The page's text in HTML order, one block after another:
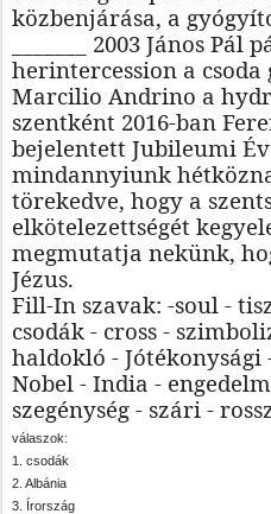
közbenjárása, a
_______ 2003 János
herintercession a
Marcilio Andrino a
szentként 2016-ban
bejelentett Jubileumi
mindannyiunk
törekedve, hogy a
elkötelezettségét
megmutatja nekünk,
Jézus.
Fill-In szavak: -soul -
csodák - cross -
haldokló - Jótékonysági
Nobel - India -
szegénység - szári -
válaszok:
1. csodák
2. Albánia
3. Írország